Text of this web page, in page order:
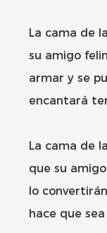
La cama de
su amigo
armar y se
encantará
La cama de
que su
lo
hace que